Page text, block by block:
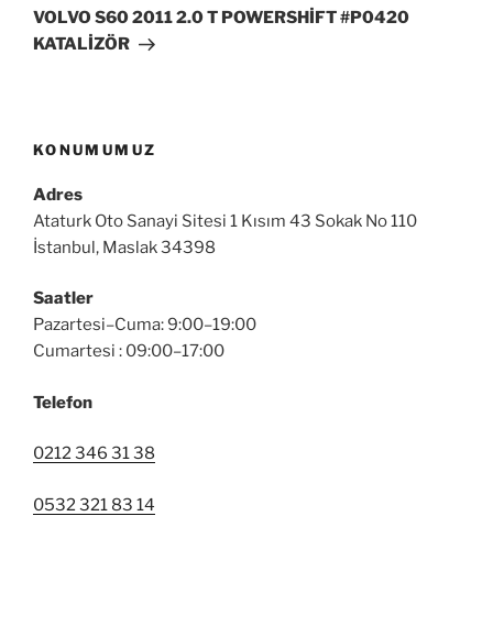
Yazı
VOLVO S60 2011 2.0 T POWERSHİFT #P0420
KATALİZÖR
KONUMUMUZ
Adres
Ataturk Oto Sanayi Sitesi 1 Kısım 43 Sokak No 110
İstanbul, Maslak 34398
Saatler
Pazartesi–Cuma: 9:00–19:00
Cumartesi : 09:00–17:00
Telefon
0212 346 31 38
0532 321 83 14